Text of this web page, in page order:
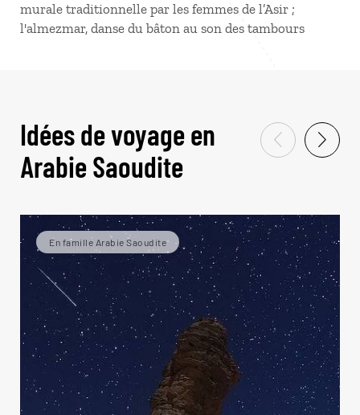
murale traditionnelle par les femmes de l’Asir ;
l'almezmar, danse du bâton au son des tambours
Idées de voyage en
Arabie Saoudite
En famille Arabie Saoudite